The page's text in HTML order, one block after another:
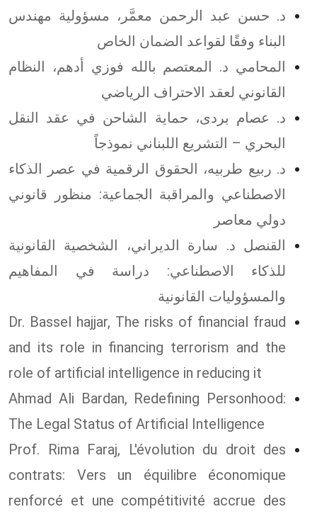
د. حسن عبد الرحمن معمَّر، مسؤولية مهندس
البناء وفقًا لقواعد الضمان الخاص
المحامي د. المعتصم بالله فوزي أدهم، النظام
القانوني لعقد الاحتراف الرياضي
د. عصام بردى، حماية الشاحن في عقد النقل
البحري – التشريع اللبناني نموذجاً
د. ربيع طربيه، الحقوق الرقمية في عصر الذكاء
الاصطناعي والمراقبة الجماعية: منظور قانوني
دولي معاصر
القنصل د. سارة الديراني، الشخصية القانونية
للذكاء الاصطناعي: دراسة في المفاهيم
والمسؤوليات القانونية
Dr. Bassel hajjar, The risks of financial fraud
and its role in financing terrorism and the
role of artificial intelligence in reducing it
Ahmad Ali Bardan, Redefining Personhood:
The Legal Status of Artificial Intelligence
Prof. Rima Faraj, L'évolution du droit des
contrats: Vers un équilibre économique
renforcé et une compétitivité accrue des